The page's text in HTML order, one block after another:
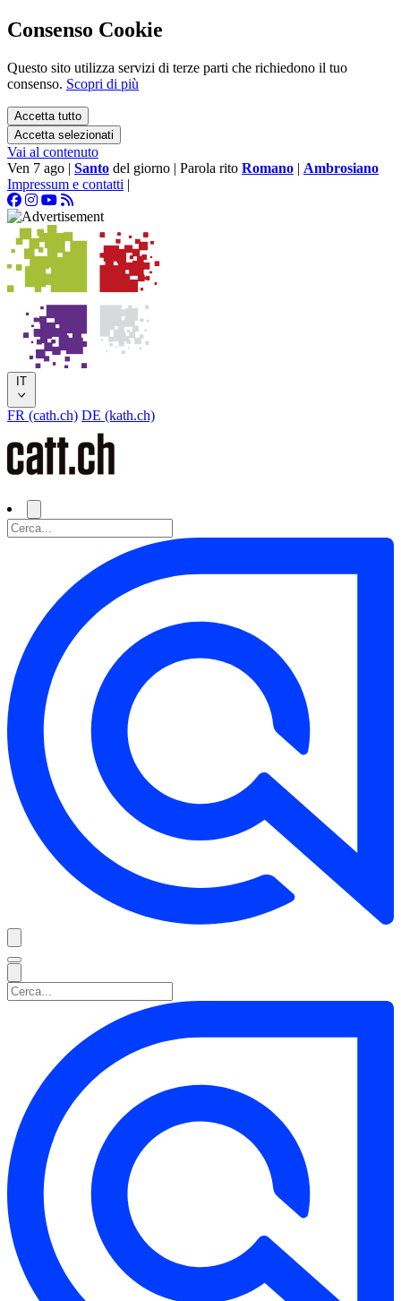
Consenso Cookie
Questo sito utilizza servizi di terze parti che richiedono il tuo
consenso. Scopri di più
Accetta tutto
Accetta selezionati
Vai al contenuto
Ven 7 ago | Santo del giorno | Parola rito Romano | Ambrosiano
Impressum e contatti |
IT
FR (cath.ch) DE (kath.ch)